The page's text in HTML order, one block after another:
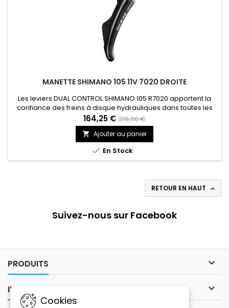
MANETTE SHIMANO 105 11V 7020 DROITE
Les leviers DUAL CONTROL SHIMANO 105 R7020 apportent la
confiance des freins à disque hydrauliques dans toutes les
conditions, et une ergonomie idéale pour apporter les
changements de vitesse rapides et intuitifs que les cyclistes
attendent du SHIMANO 105.
164,25 € 219,00 €
 Ajouter au panier
 En Stock
RETOUR EN HAUT 
Suivez-nous sur Facebook
PRODUITS 
INFORMATIONS 
Cookies